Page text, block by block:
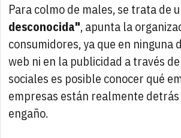
Para colmo de males, se trata de
desconocida", apunta la
consumidores, ya que en ninguna
web ni en la publicidad a través
sociales es posible conocer qué
empresas están realmente detrás
engaño.